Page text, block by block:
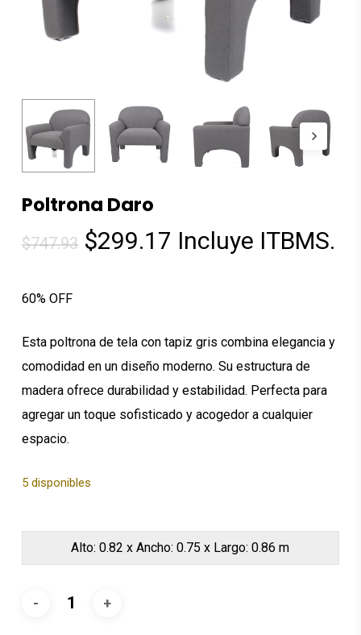
Poltrona Daro
$747.93 El
$747.93.
$299.17 El
$299.17.
Incluye ITBMS.
60% OFF
Esta poltrona de tela con tapiz gris combina elegancia y
comodidad en un diseño moderno. Su estructura de
madera ofrece durabilidad y estabilidad. Perfecta para
agregar un toque sofisticado y acogedor a cualquier
espacio.
5 disponibles
Alto: 0.82 x Ancho: 0.75 x Largo: 0.86 m